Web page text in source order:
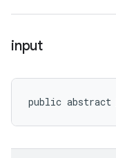
input
public abstract